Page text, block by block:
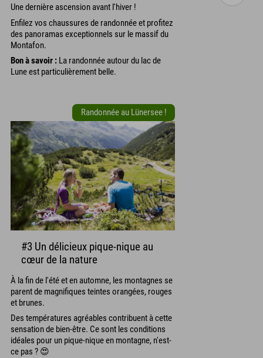
Une dernière ascension avant l'hiver !
Enfilez vos chaussures de randonnée et profitez
des panoramas exceptionnels sur le massif du
Montafon.
Bon à savoir : La randonnée autour du lac de
Lune est particulièrement belle.
Randonnée au Lünersee !
#3 Un délicieux pique-nique au
cœur de la nature
À la fin de l'été et en automne, les montagnes se
parent de magnifiques teintes orangées, rouges
et brunes.
Des températures agréables contribuent à cette
sensation de bien-être. Ce sont les conditions
idéales pour un pique-nique en montagne, n'est-
ce pas ? 😍